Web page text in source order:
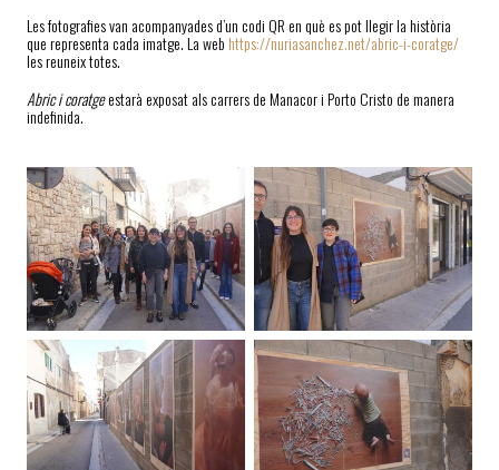
Les fotografies van acompanyades d’un codi QR en què es pot llegir la història
que representa cada imatge. La web https://nuriasanchez.net/abric-i-coratge/
les reuneix totes.
Abric i coratgeestarà exposat als carrers de Manacor i Porto Cristo de manera
indefinida.